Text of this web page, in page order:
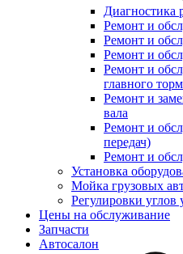
Диагностика
Ремонт и
Ремонт и
Ремонт и
Ремонт и
главного
Ремонт и
вала
Ремонт и
передач)
Ремонт и
Установка
Мойка грузовых
Регулировки углов
Цены на обслуживание
Запчасти
Автосалон